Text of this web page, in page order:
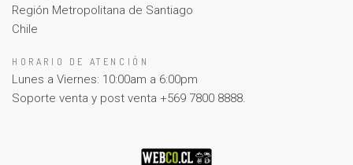
Región Metropolitana de Santiago
Chile
HORARIO DE ATENCIÓN
Lunes a Viernes: 10:00am a 6:00pm
Soporte venta y post venta +569 7800 8888.